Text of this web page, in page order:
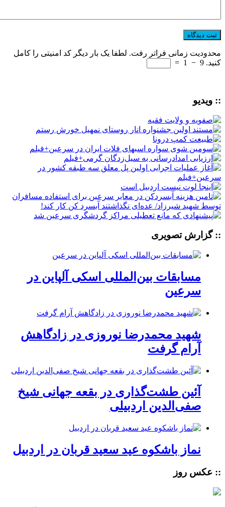
محدودیت زمانی فراتر رفت. لطفا یک بار دیگر کد امنیتی را کامل
کنید. 9
−
1
=
:: ویدیو
:: گزارش تصویری
مسابقات بین‌المللی اسکی آلپاین در
سرعین
شهید محمدرضا نوروزی در زادگاهش
آرام گرفت
آئین طشت‌گذاری در بقعه جهانی شیخ
صفی‌الدین اردبیلی
نماز باشکوه عید سعید قربان در اردبیل
:: عکس روز